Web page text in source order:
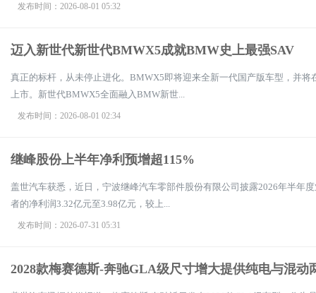
发布时间：2026-08-01 05:32
迈入新世代新世代BMWX5成就BMW史上最强SAV
真正的标杆，从未停止进化。BMWX5即将迎来全新一代国产版车型，并
上市。新世代BMWX5全面融入BMW新世...
发布时间：2026-08-01 02:34
继峰股份上半年净利预增超115%
盖世汽车获悉，近日，宁波继峰汽车零部件股份有限公司披露2026年半年
者的净利润3.32亿元至3.98亿元，较上...
发布时间：2026-07-31 05:31
2028款梅赛德斯-奔驰GLA级尺寸增大提供纯电与混动